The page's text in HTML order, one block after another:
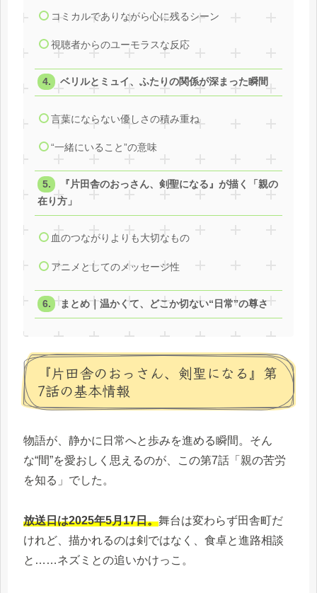
コミカルでありながら心に残るシーン
視聴者からのユーモラスな反応
ベリルとミュイ、ふたりの関係が深まった瞬間
言葉にならない優しさの積み重ね
“一緒にいること”の意味
『片田舎のおっさん、剣聖になる』が描く「親の
在り方」
血のつながりよりも大切なもの
アニメとしてのメッセージ性
まとめ｜温かくて、どこか切ない“日常”の尊さ
『片田舎のおっさん、剣聖になる』第
7話の基本情報
物語が、静かに日常へと歩みを進める瞬間。そん
な“間”を愛おしく思えるのが、この第7話「親の苦労
を知る」でした。
放送日は2025年5月17日。舞台は変わらず田舎町だ
けれど、描かれるのは剣ではなく、食卓と進路相談
と……ネズミとの追いかけっこ。